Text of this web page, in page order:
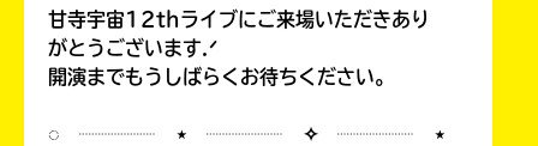
甘寺宇宙12thライブにご来場いただきあり
がとうございます.ᐟ
開演までもうしばらくお待ちください。
◌ ┈┈┈┈ ⋆ ┈┈┈┈ ✧ ┈┈┈┈ ⋆